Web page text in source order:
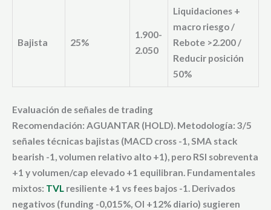
Bajista 25%
1.900-
2.050
Liquidaciones +
macro riesgo /
Rebote >2.200 /
Reducir posición
50%
Evaluación de señales de trading
Recomendación: AGUANTAR (HOLD). Metodología: 3/5
señales técnicas bajistas (MACD cross -1, SMA stack
bearish -1, volumen relativo alto +1), pero RSI sobreventa
+1 y volumen/cap elevado +1 equilibran. Fundamentales
mixtos: TVL resiliente +1 vs fees bajos -1. Derivados
negativos (funding -0,015%, OI +12% diario) sugieren